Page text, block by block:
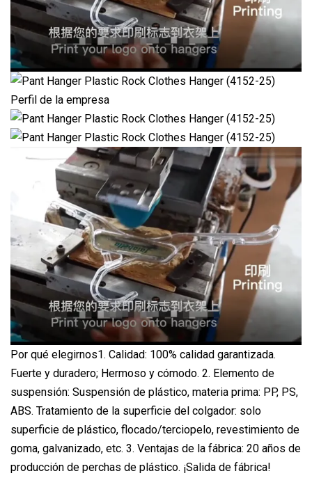
Perfil de la empresa
Por qué elegirnos1. Calidad: 100% calidad garantizada.
Fuerte y duradero; Hermoso y cómodo. 2. Elemento de
suspensión: Suspensión de plástico, materia prima: PP, PS,
ABS. Tratamiento de la superficie del colgador: solo
superficie de plástico, flocado/terciopelo, revestimiento de
goma, galvanizado, etc. 3. Ventajas de la fábrica: 20 años de
producción de perchas de plástico. ¡Salida de fábrica!